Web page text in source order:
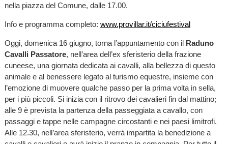
nella piazza del Comune, dalle 17.00.
Info e programma completo: www.provillar.it/ciciufestival
Oggi, domenica 16 giugno, torna l’appuntamento con il Raduno
Cavalli Passatore, nell’area dell’ex sferisterio della frazione
cuneese, una giornata dedicata ai cavalli, alla bellezza di questo
animale e al benessere legato al turismo equestre, insieme con
l’emozione di muovere qualche passo per la prima volta in sella,
per i più piccoli. Si inizia con il ritrovo dei cavalieri fin dal mattino;
alle 9 è prevista la partenza della passeggiata a cavallo, con
passaggi e tappe nelle campagne circostanti e nei paesi limitrofi.
Alle 12.30, nell’area sferisterio, verrà impartita la benedizione a